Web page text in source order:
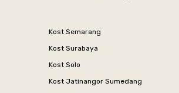
Kost Semarang
Kost Surabaya
Kost Solo
Kost Jatinangor Sumedang